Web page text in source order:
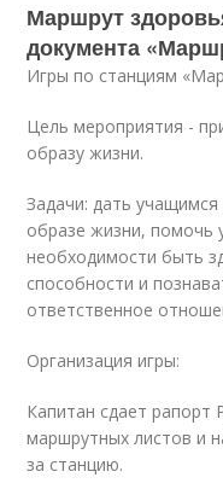
Маршрут
документа
Игры по станциям
Цель мероприятия -
образу жизни.
Задачи: дать
образе жизни, помочь
необходимости быть
способности и
ответственное
Организация игры:
Капитан сдает рапорт
маршрутных листов и
за станцию.